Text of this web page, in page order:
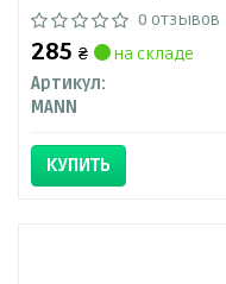
0 отзывов
285 ₴
на складе
Артикул:
MANN
КУПИТЬ